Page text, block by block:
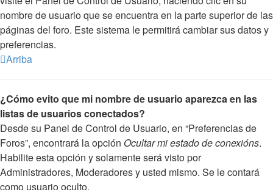
nombre de usuario que se encuentra en la parte superior de las
páginas del foro. Este sistema le permitirá cambiar sus datos y
preferencias.
Arriba
¿Cómo evito que mi nombre de usuario aparezca en las
listas de usuarios conectados?
Desde su Panel de Control de Usuario, en “Preferencias de
Foros”, encontrará la opción Ocultar mi estado de conexións.
Habilite esta opción y solamente será visto por
Administradores, Moderadores y usted mismo. Se le contará
como usuario oculto.